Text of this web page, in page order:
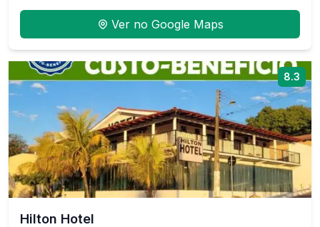
Ver no Google Maps
8.3
Hilton Hotel